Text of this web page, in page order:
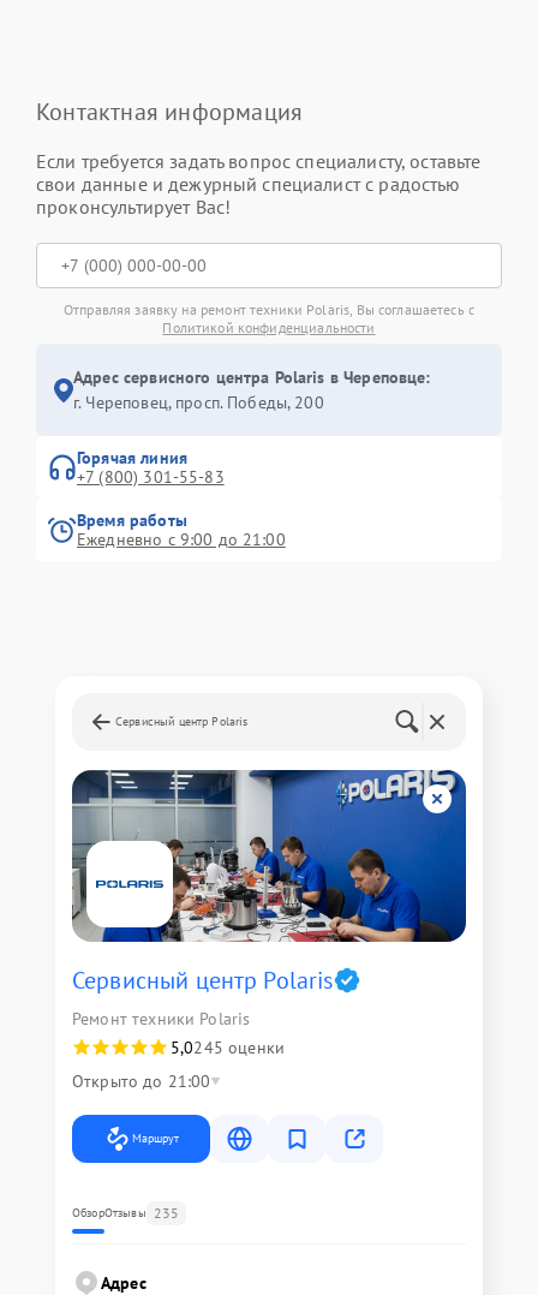
Контактная информация
Если требуется задать вопрос специалисту, оставьте
свои данные и дежурный специалист с радостью
проконсультирует Вас!
Отправляя заявку на ремонт техники Polaris, Вы соглашаетесь с
Политикой конфиденциальности
Адрес сервисного центра Polaris в Череповце:
г. Череповец, просп. Победы, 200
Горячая линия
+7 (800) 301-55-83
Время работы
Ежедневно с 9:00 до 21:00
Сервисный центр Polaris
Сервисный центр Polaris
Ремонт техники Polaris
5,0245 оценки
Открыто до 21:00
Маршрут
ОбзорОтзывы 235
Адрес